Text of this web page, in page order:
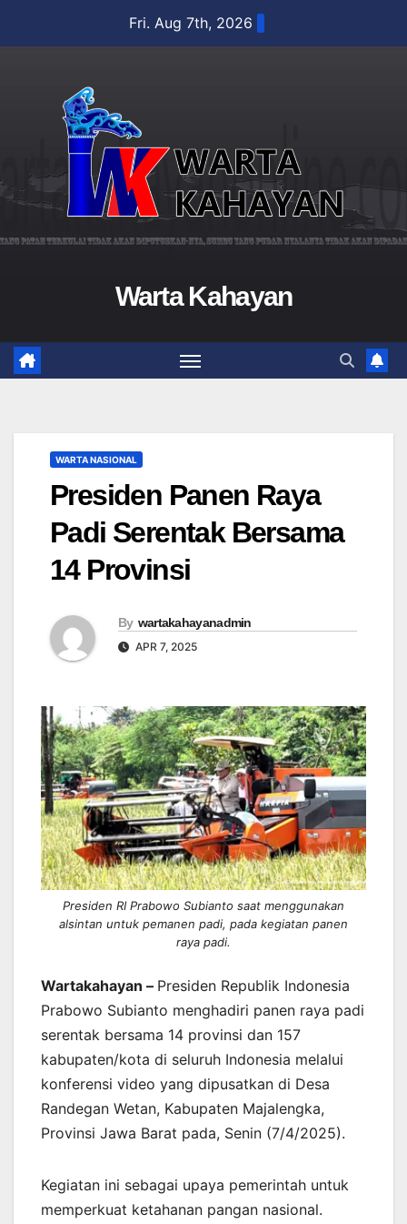
Fri. Aug 7th, 2026
Warta Kahayan
WARTA NASIONAL
Presiden Panen Raya
Padi Serentak Bersama
14 Provinsi
By wartakahayanadmin
APR 7, 2025
Presiden RI Prabowo Subianto saat menggunakan
alsintan untuk pemanen padi, pada kegiatan panen
raya padi.
Wartakahayan – Presiden Republik Indonesia
Prabowo Subianto menghadiri panen raya padi
serentak bersama 14 provinsi dan 157
kabupaten/kota di seluruh Indonesia melalui
konferensi video yang dipusatkan di Desa
Randegan Wetan, Kabupaten Majalengka,
Provinsi Jawa Barat pada, Senin (7/4/2025).
Kegiatan ini sebagai upaya pemerintah untuk
memperkuat ketahanan pangan nasional.